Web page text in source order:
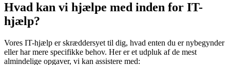
Hvad kan vi hjælpe med inden for IT-
hjælp?
Vores IT-hjælp er skræddersyet til dig, hvad enten du er nybegynder
eller har mere specifikke behov. Her er et udpluk af de mest
almindelige opgaver, vi kan assistere med: